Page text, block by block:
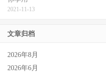
2021-11-13
文章归档
2026年8月
2026年6月